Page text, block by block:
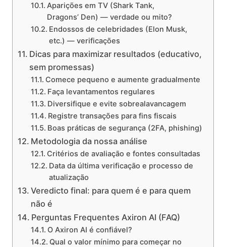
Aparições em TV (Shark Tank,
Dragons’ Den) — verdade ou mito?
Endossos de celebridades (Elon Musk,
etc.) — verificações
Dicas para maximizar resultados (educativo,
sem promessas)
Comece pequeno e aumente gradualmente
Faça levantamentos regulares
Diversifique e evite sobrealavancagem
Registre transações para fins fiscais
Boas práticas de segurança (2FA, phishing)
Metodologia da nossa análise
Critérios de avaliação e fontes consultadas
Data da última verificação e processo de
atualização
Veredicto final: para quem é e para quem
não é
Perguntas Frequentes Axiron AI (FAQ)
O Axiron AI é confiável?
Qual o valor mínimo para começar no